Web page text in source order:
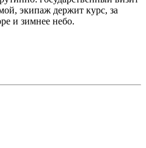
экипаж держит курс, за
и зимнее небо.